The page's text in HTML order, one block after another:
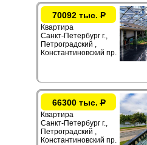
70092 тыс.Р
Квартира
Санкт-Петербург г.,
Петроградский ,
Константиновский пр.
66300 тыс.Р
Квартира
Санкт-Петербург г.,
Петроградский ,
Константиновский пр.